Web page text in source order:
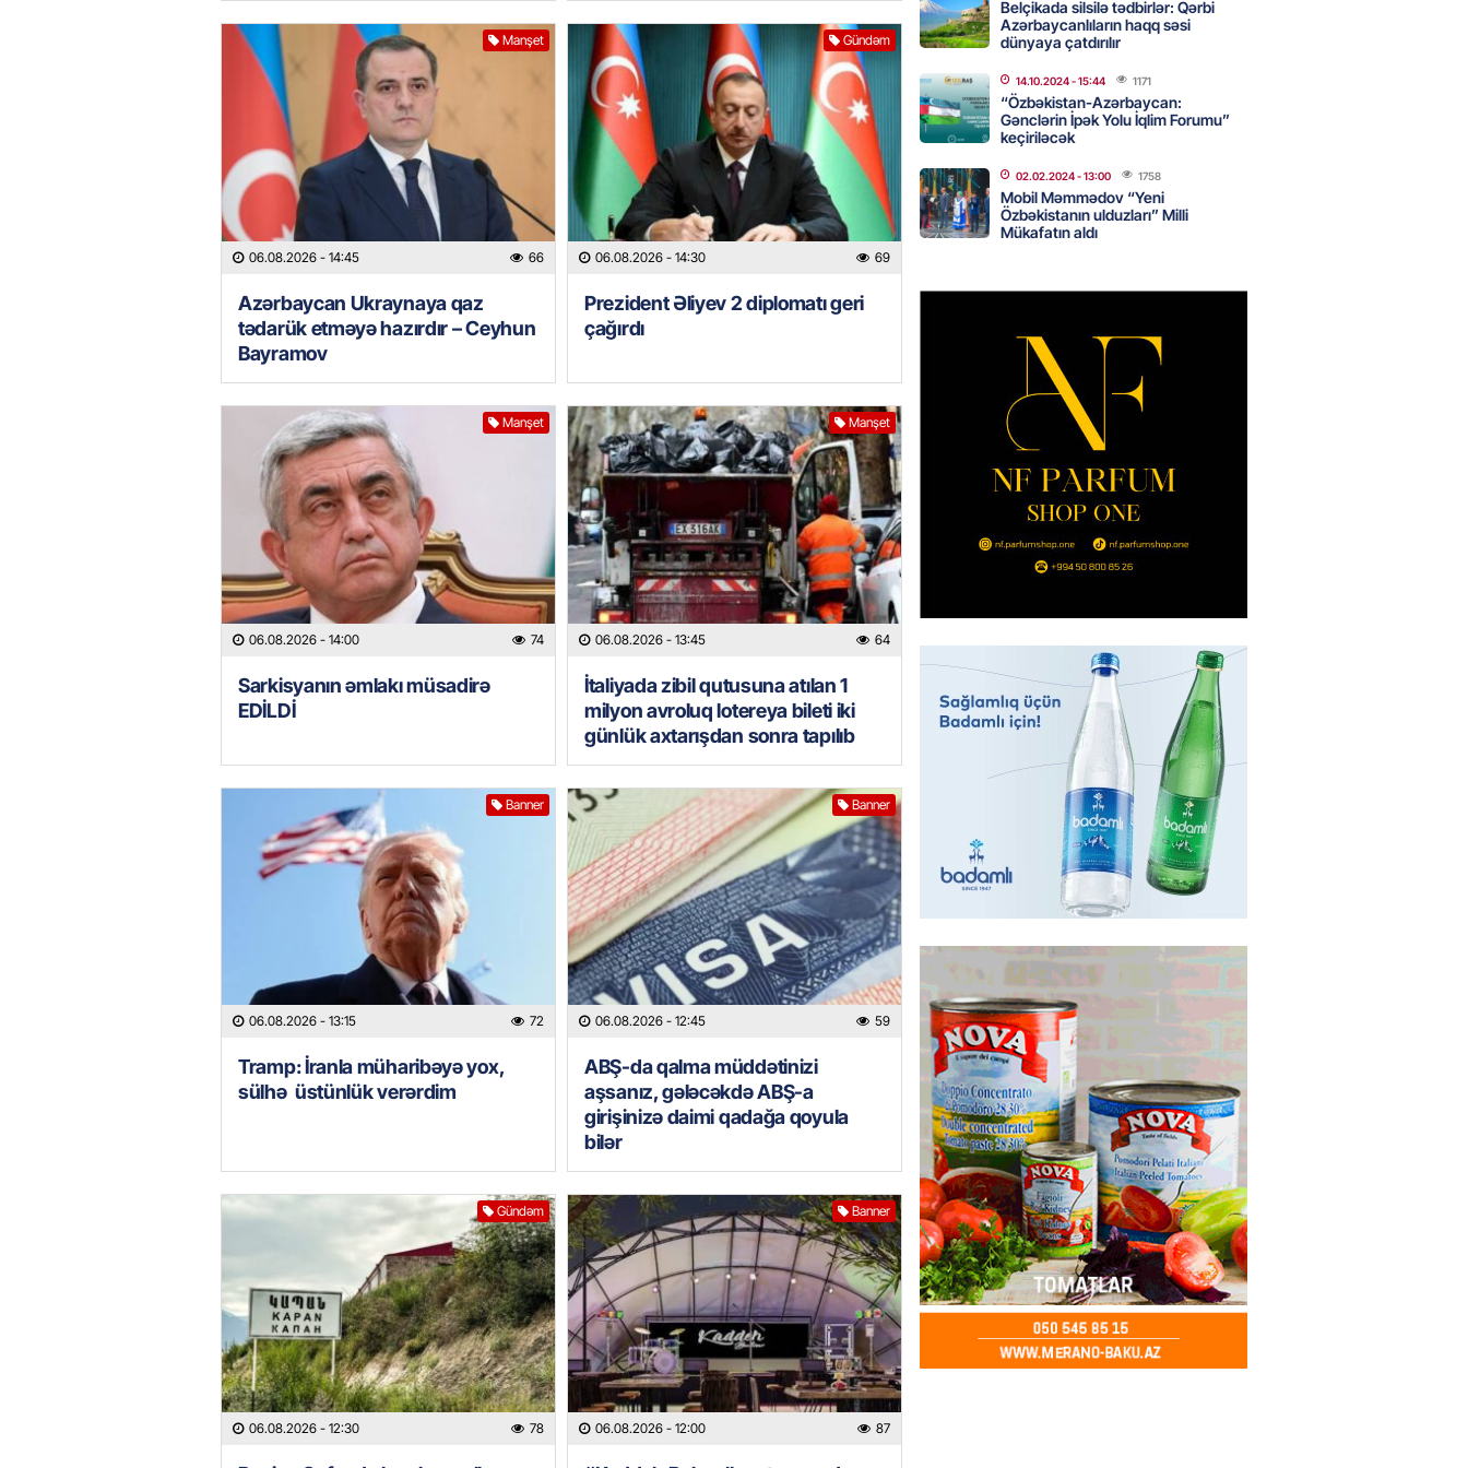
Manşet
06.08.2026 - 14:45 66
Azərbaycan Ukraynaya qaz
tədarük etməyə hazırdır – Ceyhun
Bayramov
Gündəm
06.08.2026 - 14:30 69
Prezident Əliyev 2 diplomatı geri
çağırdı
Manşet
06.08.2026 - 14:00 74
Sarkisyanın əmlakı müsadirə
EDİLDİ
Manşet
06.08.2026 - 13:45 64
İtaliyada zibil qutusuna atılan 1
milyon avroluq lotereya bileti iki
günlük axtarışdan sonra tapılıb
Banner
06.08.2026 - 13:15 72
Tramp: İranla müharibəyə yox,
sülhə üstünlük verərdim
Banner
06.08.2026 - 12:45 59
ABŞ-da qalma müddətinizi
aşsanız, gələcəkdə ABŞ-a
girişinizə daimi qadağa qoyula
bilər
Gündəm
06.08.2026 - 12:30 78
Banner
06.08.2026 - 12:00 87
06.08.2026- 14:15
MANŞET
Sarkisyanın əmlakı müsadirə EDİLDİ
06.08.2026- 14:00
MANŞET
İtaliyada zibil qutusuna atılan 1 milyon
Tərtərdə FACİƏ – Ər-arvad yanaraq
- 13:30
Tramp: İranla müharibəyə yox, sülhə
üstünlük verərdim
- 13:15
Azərbaycan üzərindən Ermənistana
Rusiya buğdası gedib
06.08.2026- 13:00 74
ABŞ-da qalma müddətinizi aşsanız,
gələcəkdə ABŞ-a girişinizə daimi
qadağa qoyula bilər
06.08.2026- 12:45 59
GÜNDƏM
Rusiya Qafanda baş konsulluq açmaq
06.08.2026- 12:30
GÜNDƏM
Hamımız niyə davamlı olaraq yorğunuq
– Səbəbini biləndə ŞOKA
DÜŞƏCƏKSİNİZ
06.08.2026 - 12:15 73
BANNER
“Kaddeh Bulvar” restoranında şok olay:
VÖEN-siz fəaliyyət, şişirdilmiş hesab :
Müştərilər belə aldadılır
- 12:00
ÖZƏL
Belçikada silsilə tədbirlər: Qərbi
Azərbaycanlıların haqq səsi
dünyaya çatdırılır
14.10.2024- 15:44 1171
“Özbəkistan-Azərbaycan:
Gənclərin İpək Yolu İqlim Forumu”
keçiriləcək
02.02.2024- 13:00 1758
Mobil Məmmədov “Yeni
Özbəkistanın ulduzları” Milli
Mükafatın aldı